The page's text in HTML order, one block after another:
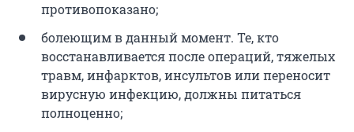
противопоказано;
болеющим в данный момент. Те, кто
восстанавливается после операций, тяжелых
травм, инфарктов, инсультов или переносит
вирусную инфекцию, должны питаться
полноценно;